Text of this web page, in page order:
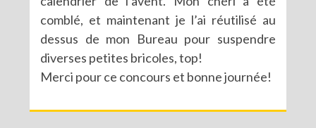
comblé, et maintenant je l’ai réutilisé au
dessus de mon Bureau pour suspendre
diverses petites bricoles, top!
Merci pour ce concours et bonne journée!